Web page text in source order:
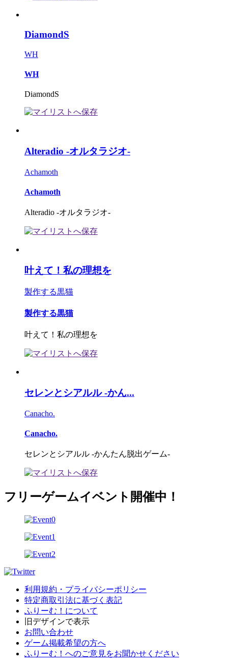
DiamondS
WH
WH
DiamondS
Alteradio -オルタラジオ-
Achamoth
Achamoth
Alteradio -オルタラジオ-
叶えて！私の理想を
製作する黒猫
製作する黒猫
叶えて！私の理想を
セレンとシアルル -かん...
Canacho.
Canacho.
セレンとシアルル -かんたん脱出ゲーム-
フリーゲームイベント開催中！
利用規約・プライバシーポリシー
特定商取引法に基づく表記
ふりーむ！について
旧デザインで表示
お問い合わせ
ゲーム掲載希望の方へ
ふりーむ！へのご意見をお聞かせください